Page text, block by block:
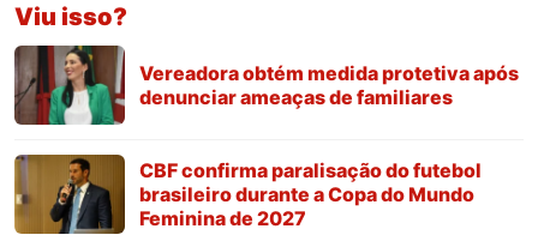
Viu isso?
Vereadora obtém medida protetiva após
denunciar ameaças de familiares
CBF confirma paralisação do futebol
brasileiro durante a Copa do Mundo
Feminina de 2027